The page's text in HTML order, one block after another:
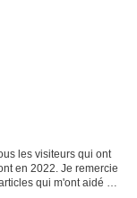
les visiteurs qui ont
en 2022. Je remercie
qui m'ont aidé à